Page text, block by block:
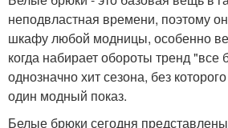
неподвластная времени, поэтому
шкафу любой модницы, особенно
когда набирает обороты тренд "все
однозначно хит сезона, без
один модный показ.
Белые брюки сегодня